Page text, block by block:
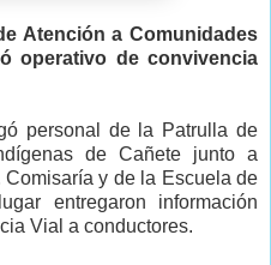
Atención a Comunidades
operativo de convivencia
personal de la Patrulla de
de Cañete junto a
y de la Escuela de
entregaron información
Vial a conductores.